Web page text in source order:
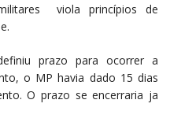
viola princípios de
prazo para ocorrer a
o MP havia dado 15 dias
O prazo se encerraria ja